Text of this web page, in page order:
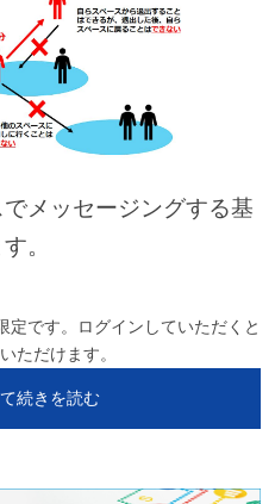
メッセージングする基
。
定です。ログインしていただくと
ただけます。
続きを読む